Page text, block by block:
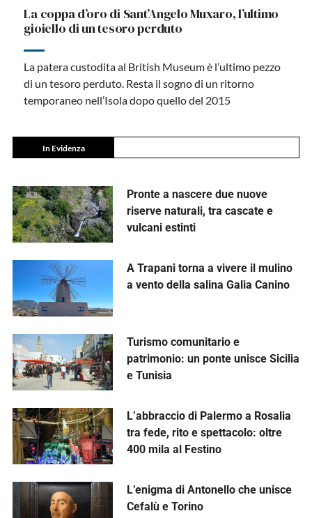
La coppa d’oro di Sant’Angelo Muxaro, l’ultimo
gioiello di un tesoro perduto
La patera custodita al British Museum è l’ultimo pezzo
di un tesoro perduto. Resta il sogno di un ritorno
temporaneo nell’Isola dopo quello del 2015
In Evidenza
Pronte a nascere due nuove
riserve naturali, tra cascate e
vulcani estinti
A Trapani torna a vivere il mulino
a vento della salina Galia Canino
Turismo comunitario e
patrimonio: un ponte unisce Sicilia
e Tunisia
L’abbraccio di Palermo a Rosalia
tra fede, rito e spettacolo: oltre
400 mila al Festino
L’enigma di Antonello che unisce
Cefalù e Torino